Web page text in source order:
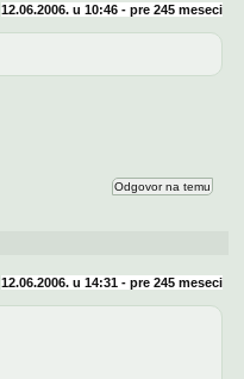
12.06.2006. u 10:46 - pre 245 meseci
Odgovor na temu
12.06.2006. u 14:31 - pre 245 meseci